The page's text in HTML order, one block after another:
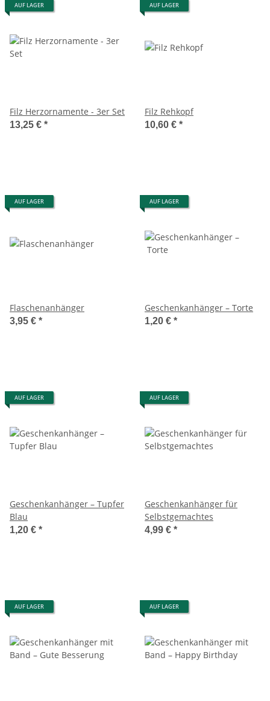
AUF LAGER
Filz Herzornamente - 3er Set
13,25 € *
AUF LAGER
Filz Rehkopf
10,60 € *
AUF LAGER
Flaschenanhänger
3,95 € *
AUF LAGER
Geschenkanhänger – Torte
1,20 € *
AUF LAGER
Geschenkanhänger – Tupfer
Blau
1,20 € *
AUF LAGER
Geschenkanhänger für
Selbstgemachtes
4,99 € *
AUF LAGER AUF LAGER